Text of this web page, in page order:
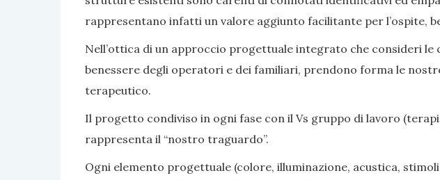
rappresentano infatti un valore aggiunto facilitante per l’ospite,
Nell’ottica di un approccio progettuale integrato che consideri
benessere degli operatori e dei familiari, prendono forma le
terapeutico.
Il progetto condiviso in ogni fase con il Vs gruppo di lavoro
rappresenta il “nostro traguardo”.
Ogni elemento progettuale (colore, illuminazione, acustica,